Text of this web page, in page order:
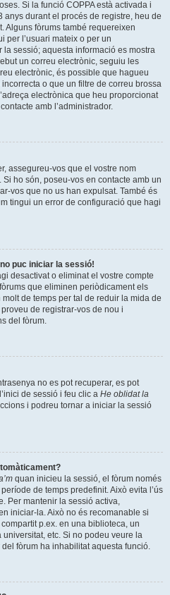
Si la funció COPPA està activada i
anys durant el procés de registre, heu de
Alguns fòrums també requereixen
per l’usuari mateix o per un
sessió; aquesta informació es mostra
un correu electrònic, seguiu les
electrònic, és possible que hagueu
o que un filtre de correu brossa
electrònica que heu proporcionat
amb l’administrador.
assegureu-vos que el vostre nom
ho són, poseu-vos en contacte amb un
vos que no us han expulsat. També és
tingui un error de configuració que hagi
puc iniciar la sessió!
desactivat o eliminat el vostre compte
que eliminen periòdicament els
de temps per tal de reduir la mida de
de registrar-vos de nou i
del fòrum.
no es pot recuperar, es pot
de sessió i feu clic a He oblidat la
i podreu tornar a iniciar la sessió
quan inicieu la sessió, el fòrum només
de temps predefinit. Això evita l’ús
Per mantenir la sessió activa,
iniciar-la. Això no és recomanable si
p.ex. en una biblioteca, un
etc. Si no podeu veure la
fòrum ha inhabilitat aquesta funció.